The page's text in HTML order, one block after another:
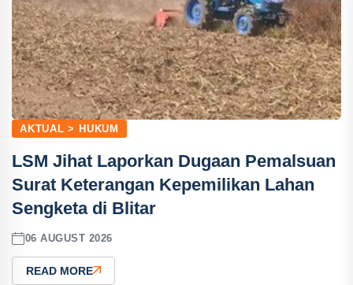
AKTUAL > HUKUM
LSM Jihat Laporkan Dugaan Pemalsuan
Surat Keterangan Kepemilikan Lahan
Sengketa di Blitar
06 AUGUST 2026
READ MORE